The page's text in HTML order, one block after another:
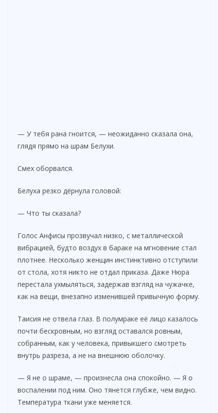
— У тебя рана гноится, — неожиданно сказала она,
глядя прямо на шрам Белухи.
Смех оборвался.
Белуха резко дёрнула головой:
— Что ты сказала?
Голос Анфисы прозвучал низко, с металлической
вибрацией, будто воздух в бараке на мгновение стал
плотнее. Несколько женщин инстинктивно отступили
от стола, хотя никто не отдал приказа. Даже Нюра
перестала ухмыляться, задержав взгляд на чужачке,
как на вещи, внезапно изменившей привычную форму.
Таисия не отвела глаз. В полумраке её лицо казалось
почти бескровным, но взгляд оставался ровным,
собранным, как у человека, привыкшего смотреть
внутрь разреза, а не на внешнюю оболочку.
— Я не о шраме, — произнесла она спокойно. — Я о
воспалении под ним. Оно тянется глубже, чем видно.
Температура ткани уже меняется.